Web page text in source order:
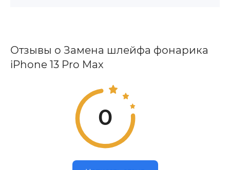
Отзывы о Замена шлейфа фонарика
iPhone 13 Pro Max
0